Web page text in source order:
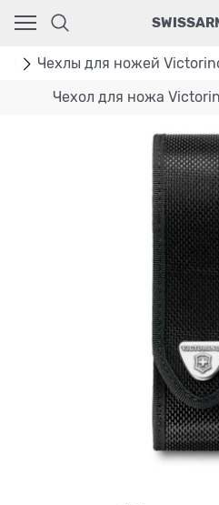
Чехлы для ножей
Чехол для ножа
Ваш город - Москва,
угадали?
ДА НЕТ